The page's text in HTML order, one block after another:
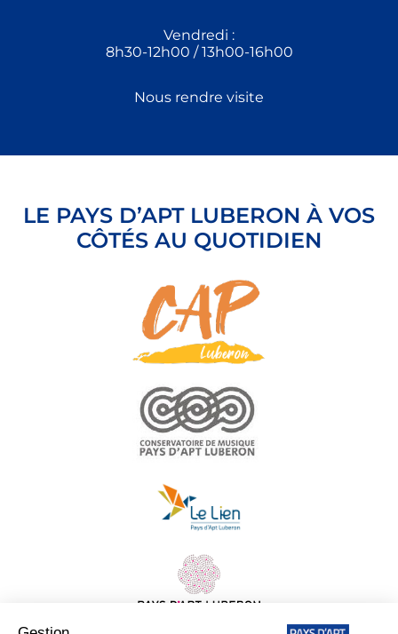
Vendredi :
8h30-12h00 / 13h00-16h00
Nous rendre visite
LE PAYS D’APT LUBERON À VOS
CÔTÉS AU QUOTIDIEN